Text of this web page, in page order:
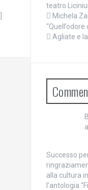
teatro
Michela
“Quell’odore
Agliate e
Successo
alla cultura in
l’antologia